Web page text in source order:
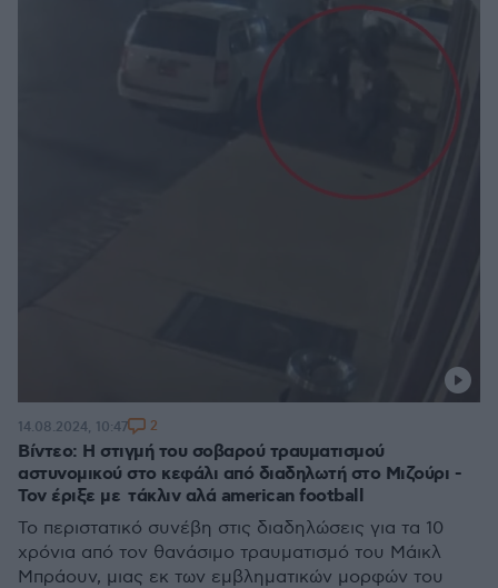
Βίντεο: Η στιγμή του σοβαρού τραυματισμού
αστυνομικού στο κεφάλι από διαδηλωτή στο Μιζούρι -
Τον έριξε με τάκλιν αλά american football
Το περιστατικό συνέβη στις διαδηλώσεις για τα 10
χρόνια από τον θανάσιμο τραυματισμό του Μάικλ
Μπράουν, μιας εκ των εμβληματικών μορφών του
14.08.2024, 10:47 2